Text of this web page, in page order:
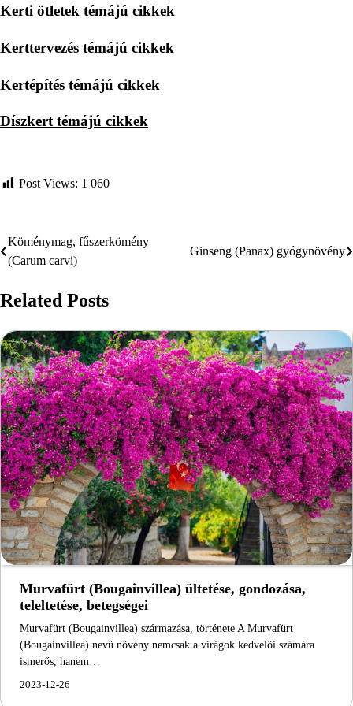
Kerti ötletek témájú cikkek
Kerttervezés témájú cikkek
Kertépítés témájú cikkek
Díszkert témájú cikkek
Post Views: 1 060
Bejegyzés
navigáció
Köménymag, fűszerkömény
(Carum carvi)
Ginseng (Panax) gyógynövény
Related Posts
Murvafürt (Bougainvillea) ültetése, gondozása,
teleltetése, betegségei
Murvafürt (Bougainvillea) származása, története A Murvafürt
(Bougainvillea) nevű növény nemcsak a virágok kedvelői számára
ismerős, hanem…
2023-12-26